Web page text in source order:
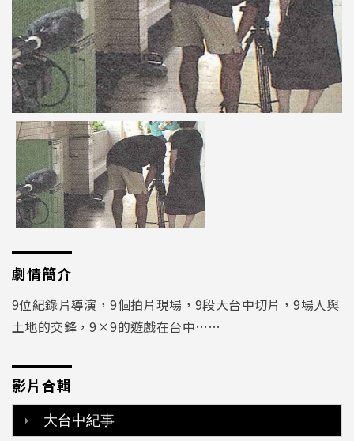
劇情簡介
9位紀錄片導演，9個拍片現場，9段大台中切片，9場人與
土地的交鋒，9×9的遊戲在台中……
影片合輯
大台中紀事